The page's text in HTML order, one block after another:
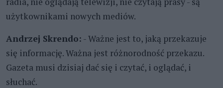
użytkownikami nowych mediów.
Andrzej Skrendo: - Ważne jest to, jaką przekazuje
się informację. Ważna jest różnorodność przekazu.
Gazeta musi dzisiaj dać się i czytać, i oglądać, i
słuchać.